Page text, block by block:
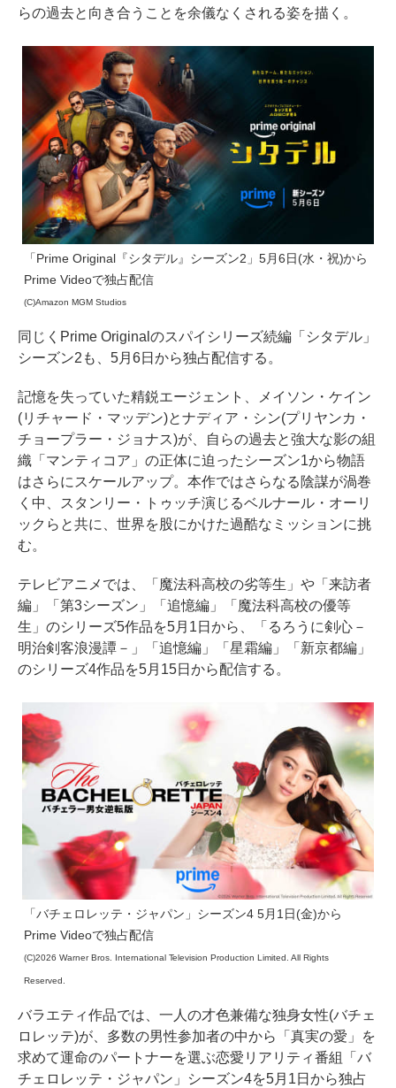
らの過去と向き合うことを余儀なくされる姿を描く。
「Prime Original『シタデル』シーズン2」5月6日(水・祝)から
Prime Videoで独占配信
(C)Amazon MGM Studios
同じくPrime Originalのスパイシリーズ続編「シタデル」
シーズン2も、5月6日から独占配信する。
記憶を失っていた精鋭エージェント、メイソン・ケイン
(リチャード・マッデン)とナディア・シン(プリヤンカ・
チョープラー・ジョナス)が、自らの過去と強大な影の組
織「マンティコア」の正体に迫ったシーズン1から物語
はさらにスケールアップ。本作ではさらなる陰謀が渦巻
く中、スタンリー・トゥッチ演じるベルナール・オーリ
ックらと共に、世界を股にかけた過酷なミッションに挑
む。
テレビアニメでは、「魔法科高校の劣等生」や「来訪者
編」「第3シーズン」「追憶編」「魔法科高校の優等
生」のシリーズ5作品を5月1日から、「るろうに剣心－
明治剣客浪漫譚－」「追憶編」「星霜編」「新京都編」
のシリーズ4作品を5月15日から配信する。
「バチェロレッテ・ジャパン」シーズン4 5月1日(金)から
Prime Videoで独占配信
(C)2026 Warner Bros. International Television Production Limited. All Rights
Reserved.
バラエティ作品では、一人の才色兼備な独身女性(バチェ
ロレッテ)が、多数の男性参加者の中から「真実の愛」を
求めて運命のパートナーを選ぶ恋愛リアリティ番組「バ
チェロレッテ・ジャパン」シーズン4を5月1日から独占